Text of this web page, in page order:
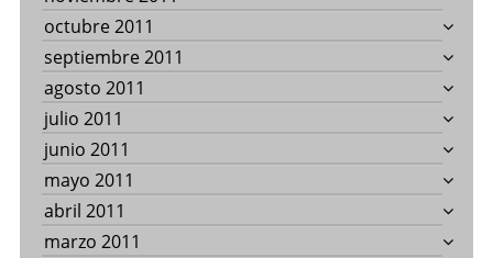
octubre 2011
septiembre 2011
agosto 2011
julio 2011
junio 2011
mayo 2011
abril 2011
marzo 2011